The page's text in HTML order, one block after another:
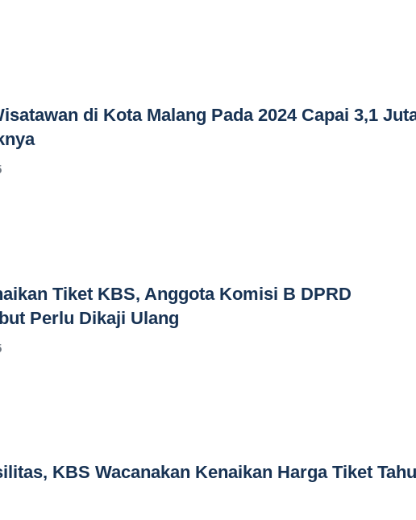
di Kota Malang Pada 2024 Capai 3,1
Tiket KBS, Anggota Komisi B DPRD
Perlu Dikaji Ulang
KBS Wacanakan Kenaikan Harga Tiket